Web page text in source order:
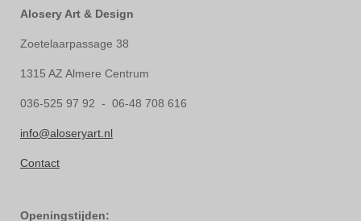
Alosery Art & Design
Zoetelaarpassage 38
1315 AZ Almere Centrum
036-525 97 92 - 06-48 708 616
info@aloseryart.nl
Contact
Openingstijden: